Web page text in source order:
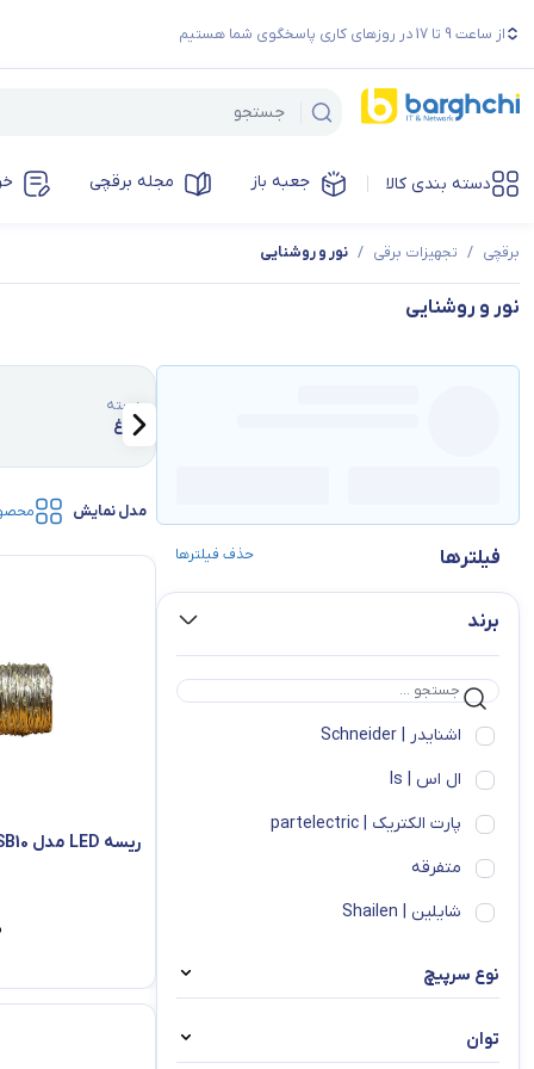
از ساعت 9 تا 17 در روزهای کاری پاسخگوی شما هستیم
دسته بندی کالا جعبه باز مجله برقچی
برقچی / تجهیزات برقی / نور و روشنایی
نور و روشنایی
فیلترها حذف فیلترها
برند
اشنایدر | Schneider
ال اس | ls
پارت الکتریک | partelectric
متفرقه
شایلین | Shailen
نوع سرپیچ
توان
دسته
چراغ
مدل نمایش
ریسه LED مدل USB10